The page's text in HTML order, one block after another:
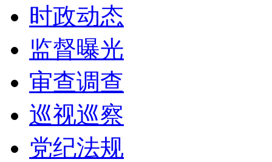
时政动态
监督曝光
审查调查
巡视巡察
党纪法规